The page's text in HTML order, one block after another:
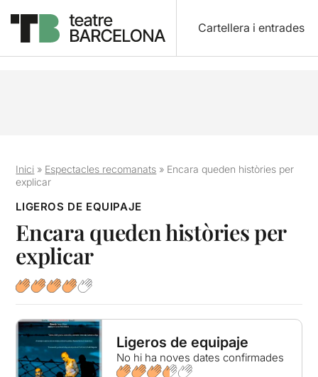
Cartellera i entrades
Inici » Espectacles recomanats » Encara queden històries per
explicar
LIGEROS DE EQUIPAJE
Encara queden històries per
explicar
Ligeros de equipaje
No hi ha noves dates confirmades